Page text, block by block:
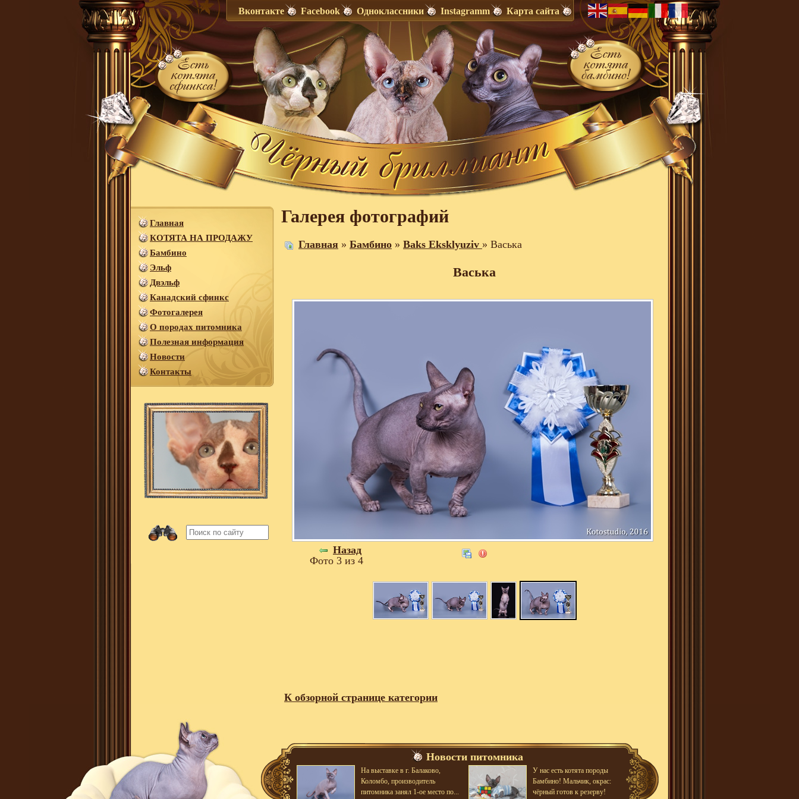
Вконтакте Facebook Одноклассники Instagramm Карта сайта
Главная
КОТЯТА НА ПРОДАЖУ
Бамбино
Эльф
Двэльф
Канадский сфинкс
Фотогалерея
О породах питомника
Полезная информация
Новости
Контакты
Галерея фотографий
Главная » Бамбино » Baks Eksklyuziv » Васька
Васька
Назад
Фото 3 из 4
К обзорной странице категории
Новости питомника
На выставке в г. Балаково,
Коломбо, производитель
питомника занял 1-ое место по...
У нас есть котята породы
Бамбино! Мальчик, окрас:
чёрный готов к резерву!